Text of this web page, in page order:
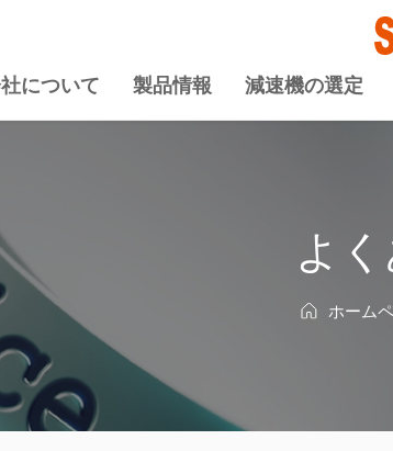
について 製品情報 減速機の選定
よ
ホーム